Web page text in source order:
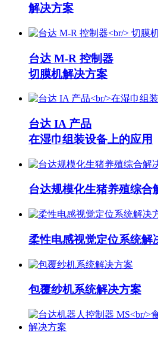
解决方案
台达 M-R 控制器
切膜机解决方案
台达 IA 产品
在湿巾组装设备上的应用
台达规模化生猪养殖综合
柔性电感视觉定位系统解
包覆纱机系统解决方案